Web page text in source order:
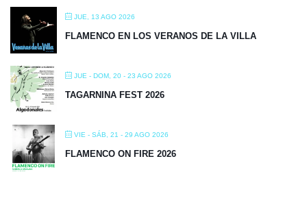
JUE, 13 AGO 2026
FLAMENCO EN LOS VERANOS DE LA VILLA
JUE - DOM, 20 - 23 AGO 2026
TAGARNINA FEST 2026
VIE - SÁB, 21 - 29 AGO 2026
FLAMENCO ON FIRE 2026